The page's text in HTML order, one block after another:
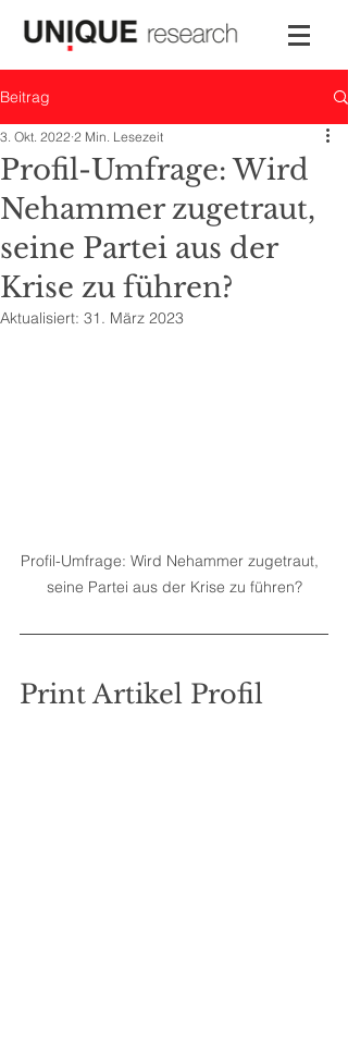
Beitrag
Profil-Umfrage: Wird
Nehammer zugetraut,
seine Partei aus der
Krise zu führen?
3. Okt. 2022 2 Min. Lesezeit
Aktualisiert: 31. März 2023
Profil-Umfrage: Wird Nehammer zugetraut,
seine Partei aus der Krise zu führen?
Print Artikel Profil